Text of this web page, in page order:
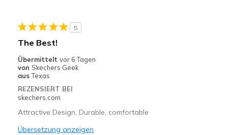
View On Shoes
Shoes are for Wearing
5
The Best!
Übermittelt vor 6 Tagen
von Skechers Geek
aus Texas
REZENSIERT BEI
skechers.com
Attractive Design, Durable, comfortable
Übersetzung anzeigen